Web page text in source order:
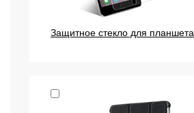
Защитное стекло для планшета